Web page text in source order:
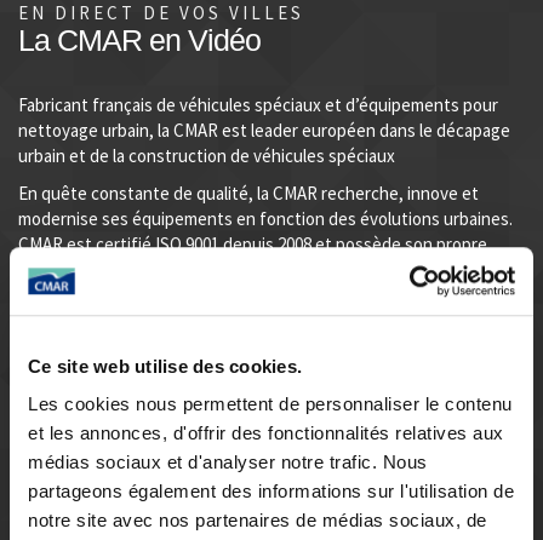
Ce site web utilise des cookies.
Les cookies nous permettent de personnaliser le contenu
et les annonces, d'offrir des fonctionnalités relatives aux
médias sociaux et d'analyser notre trafic. Nous
partageons également des informations sur l'utilisation de
notre site avec nos partenaires de médias sociaux, de
EN DIRECT DE VOS VILLES
La CMAR en Vidéo
Fabricant français de véhicules spéciaux et d’équipements pour
nettoyage urbain, la CMAR est leader européen dans le décapage
urbain et de la construction de véhicules spéciaux
En quête constante de qualité, la CMAR recherche, innove et
modernise ses équipements en fonction des évolutions urbaines.
CMAR est certifié ISO 9001 depuis 2008 et possède son propre
bureau d’études intégré.